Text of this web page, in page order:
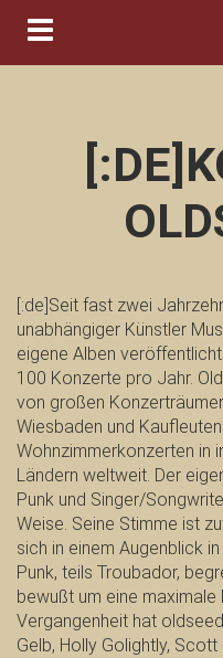
Navigation ein-/
[:de]Seit fast zwei
unabhängiger Künstler
eigene Alben
100 Konzerte pro Jahr.
von großen
Wiesbaden und
Wohnzimmerkonzerten in
Ländern weltweit. Der
Punk und Singer/
Weise. Seine Stimme ist
sich in einem Augenblick
Punk, teils Troubador,
bewußt um eine
Vergangenheit hat
Gelb, Holly Golightly,